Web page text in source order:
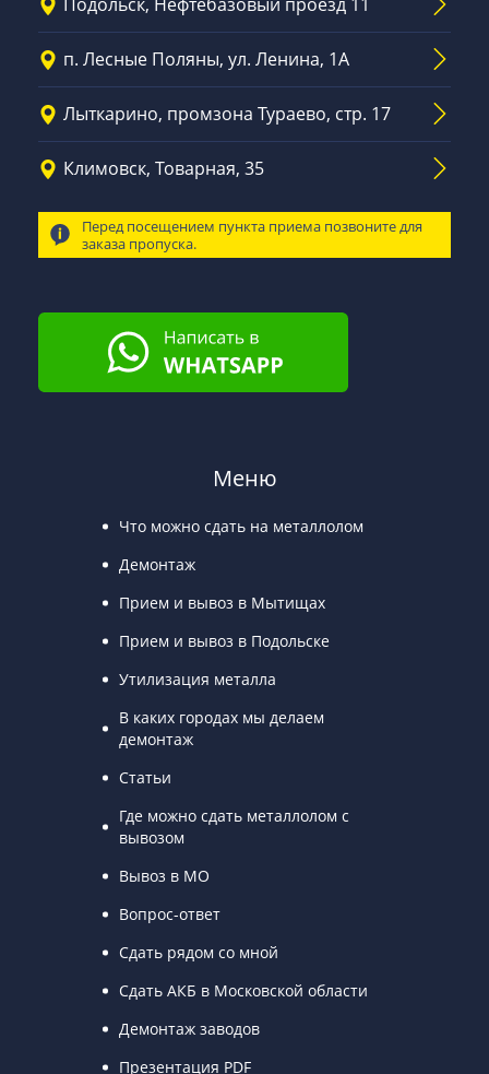
п. Лесные Поляны, ул. Ленина, 1А
Лыткарино, промзона Тураево, стр. 17
Климовск, Товарная, 35
Перед посещением пункта приема позвоните для
заказа пропуска.
Меню
Что можно сдать на металлолом
Демонтаж
Прием и вывоз в Мытищах
Прием и вывоз в Подольске
Утилизация металла
В каких городах мы делаем
демонтаж
Статьи
Где можно сдать металлолом с
вывозом
Вывоз в МО
Вопрос-ответ
Сдать рядом со мной
Сдать АКБ в Московской области
Демонтаж заводов
Презентация PDF